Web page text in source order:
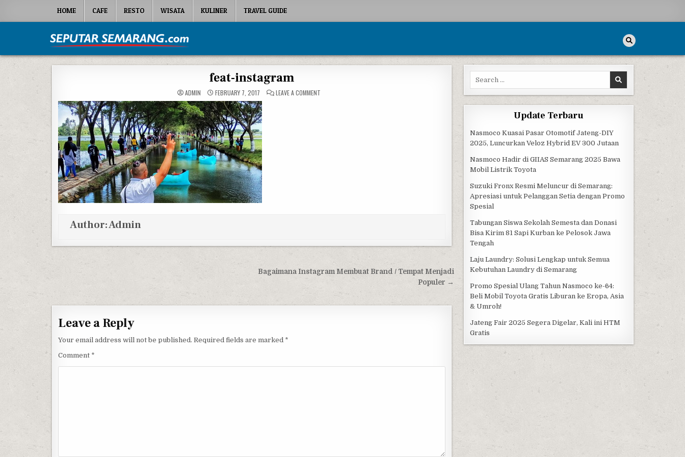
HOME CAFE RESTO WISATA KULINER TRAVEL GUIDE
Seputar Semarang
feat-instagram
ADMIN FEBRUARY 7, 2017 LEAVE A COMMENT
Author:Admin
Post navigation
Bagaimana Instagram Membuat Brand / Tempat Menjadi
Populer →
Leave a Reply
Your email address will not be published. Required fields are marked *
Comment *
Search for:
Update Terbaru
Nasmoco Kuasai Pasar Otomotif Jateng-DIY
2025, Luncurkan Veloz Hybrid EV 300 Jutaan
Nasmoco Hadir di GIIAS Semarang 2025 Bawa
Mobil Listrik Toyota
Suzuki Fronx Resmi Meluncur di Semarang:
Apresiasi untuk Pelanggan Setia dengan Promo
Spesial
Tabungan Siswa Sekolah Semesta dan Donasi
Bisa Kirim 81 Sapi Kurban ke Pelosok Jawa
Tengah
Laju Laundry: Solusi Lengkap untuk Semua
Kebutuhan Laundry di Semarang
Promo Spesial Ulang Tahun Nasmoco ke-64:
Beli Mobil Toyota Gratis Liburan ke Eropa, Asia
& Umroh!
Jateng Fair 2025 Segera Digelar, Kali ini HTM
Gratis